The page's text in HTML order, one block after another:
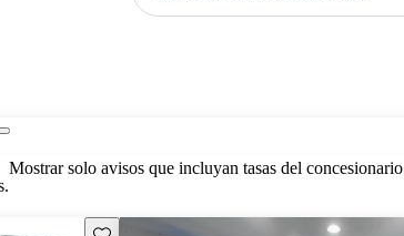
Mostrar solo avisos que incluyan tasas del concesionario